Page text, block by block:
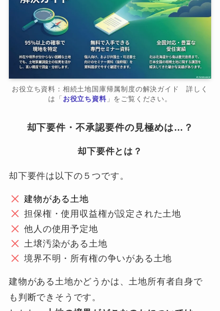
お役立ち資料：相続土地国庫帰属制度の解決ガイド 詳しく
は「 お役立ち資料」をご覧ください。
却下要件・不承認要件の見極めは…？
却下要件とは？
却下要件は以下の５つです。
建物がある土地
担保権・使用収益権が設定された土地
他人の使用予定地
土壌汚染がある土地
境界不明・所有権の争いがある土地
建物がある土地かどうかは、土地所有者自身で
も判断できそうです。